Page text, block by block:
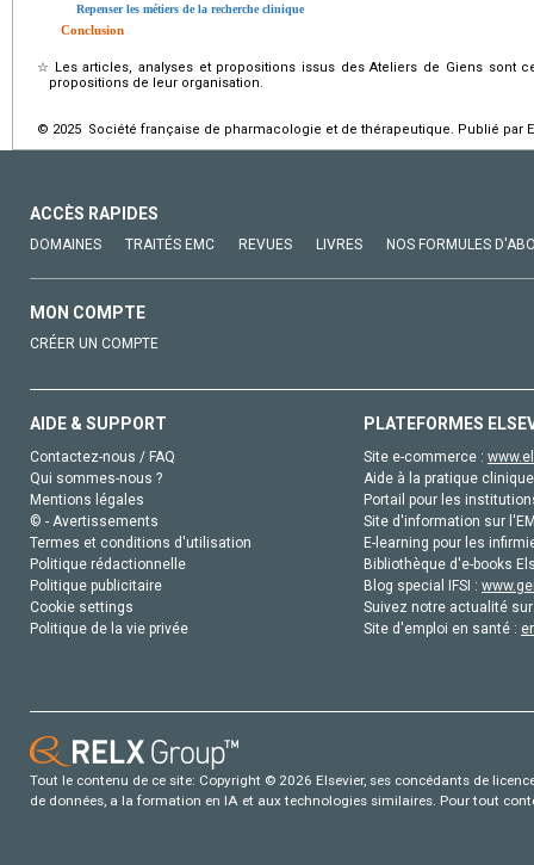
Repenser les métiers de la recherche clinique
Conclusion
☆
Les articles, analyses et propositions issus des Ateliers de Giens sont
propositions de leur organisation.
© 2025 Société française de pharmacologie et de thérapeutique. Publié par
ACCÈS RAPIDES
DOMAINES TRAITÉS EMC REVUES LIVRES NOS FORMULES
MON COMPTE
CRÉER UN COMPTE
AIDE & SUPPORT
Contactez-nous / FAQ
Qui sommes-nous ?
Mentions légales
© - Avertissements
Termes et conditions d'utilisation
Politique rédactionnelle
Politique publicitaire
Cookie settings
Politique de la vie privée
PLATEFORMES
Site e-commerce :
Aide à la pratique
Portail pour les
Site d'information sur
E-learning pour les
Bibliothèque d'e-books
Blog special IFSI :
Suivez notre actualité
Site d'emploi en santé :
Tout le contenu de ce site: Copyright © 2026 Elsevier, ses concédants de
de données, a la formation en IA et aux technologies similaires. Pour tout